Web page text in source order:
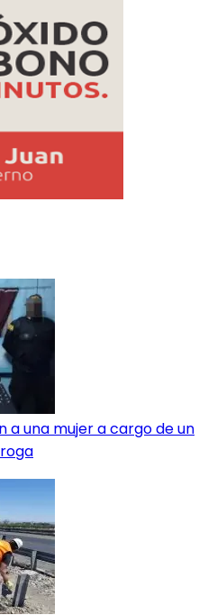
a una mujer a cargo de un